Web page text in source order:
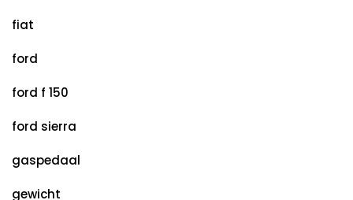
fiat
ford
ford f 150
ford sierra
gaspedaal
gewicht